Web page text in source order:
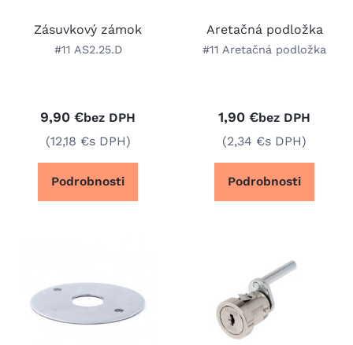
Zásuvkový zámok
#11 AS2.25.D
9,90 €bez DPH
(12,18 €s DPH)
Podrobnosti
Aretačná podložka
#11 Aretačná podložka
1,90 €bez DPH
(2,34 €s DPH)
Podrobnosti